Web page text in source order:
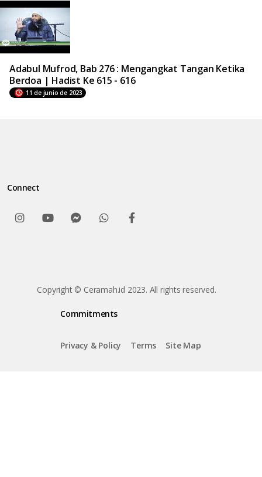
Adabul Mufrod, Bab 276 : Mengangkat Tangan Ketika
Berdoa | Hadist Ke 615 - 616
11 de junio de 2023
Connect
Copyright © Ceramah.id 2023. All rights reserved.
Commitments
Privacy & Policy Terms Site Map